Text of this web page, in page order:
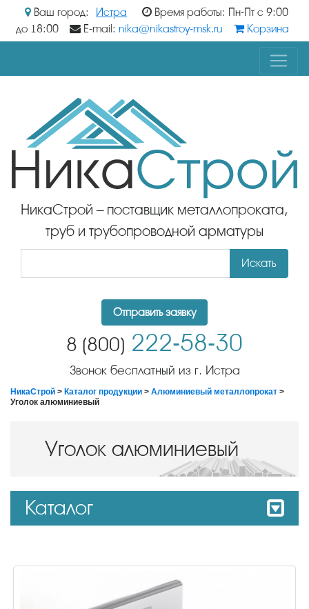
Ваш город: Истра
Время работы: Пн-Пт с 9:00
до 18:00
E-mail: nika@nikastroy-msk.ru Корзина
НикаСтрой – поставщик металлопроката,
труб и трубопроводной арматуры
Искать
Отправить заявку
8 (800) 222-58-30
Звонок бесплатный из г. Истра
НикаСтрой > Каталог продукции > Алюминиевый металлопрокат >
Уголок алюминиевый
Уголок алюминиевый
Каталог